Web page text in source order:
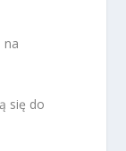
na
się do